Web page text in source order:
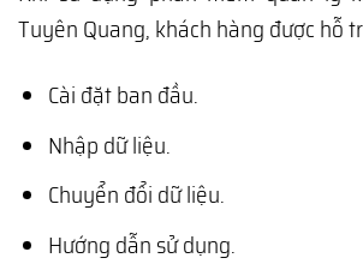
Tuyên Quang, khách hàng được hỗ
Cài đặt ban đầu.
Nhập dữ liệu.
Chuyển đổi dữ liệu.
Hướng dẫn sử dụng.